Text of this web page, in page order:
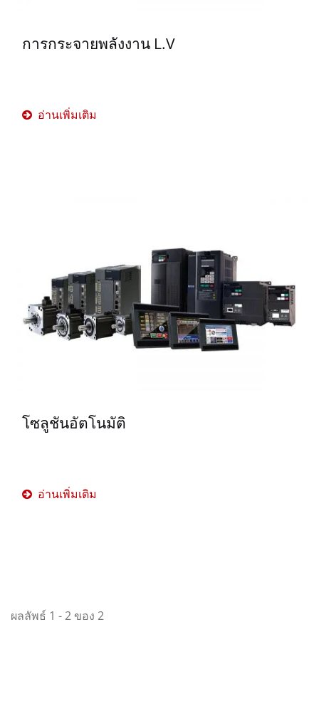
การกระจายพลังงาน L.V
อ่านเพิ่มเติม
โซลูชันอัตโนมัติ
อ่านเพิ่มเติม
ผลลัพธ์ 1 - 2 ของ 2